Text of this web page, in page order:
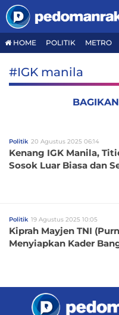
HOME POLITIK METRO
#IGK manila
BAGIKAN
Politik 20 Agustus 2025 06:14
Kenang IGK Manila,
Sosok Luar Biasa dan
Politik 19 Agustus 2025 10:05
Kiprah Mayjen TNI
Menyiapkan Kader